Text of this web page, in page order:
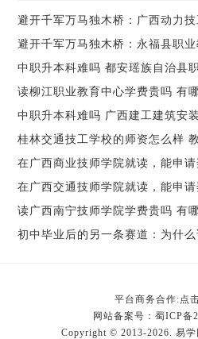
读柳江职业教育中心学费贵吗 有
桂林交通技工学校的师资怎么样
在广西商业技师学院就读，能申
在广西交通技师学院就读，能申
读广西南宁技师学院学费贵吗 有
平台商务合作:点
网站备案号： 蜀ICP备
Copyright © 2013-2026. 易学